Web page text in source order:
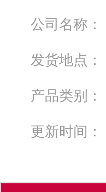
公司名称：
发货地点：
产品类别：
更新时间：